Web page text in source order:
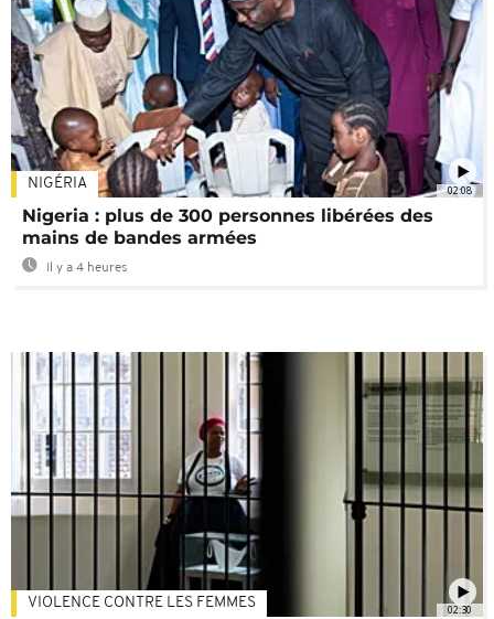
02:08
NIGÉRIA
Nigeria : plus de 300 personnes libérées des
mains de bandes armées
Il y a 4 heures
02:30
VIOLENCE CONTRE LES FEMMES